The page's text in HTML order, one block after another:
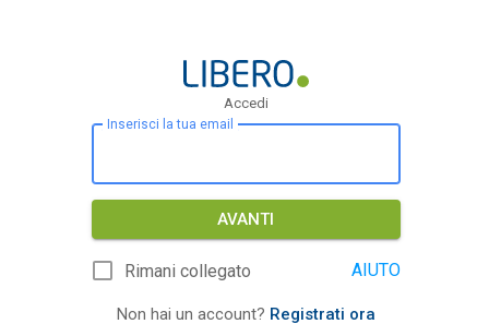
Accedi
Inserisci la tua email
AVANTI
Rimani collegato AIUTO
Non hai un account? Registrati ora